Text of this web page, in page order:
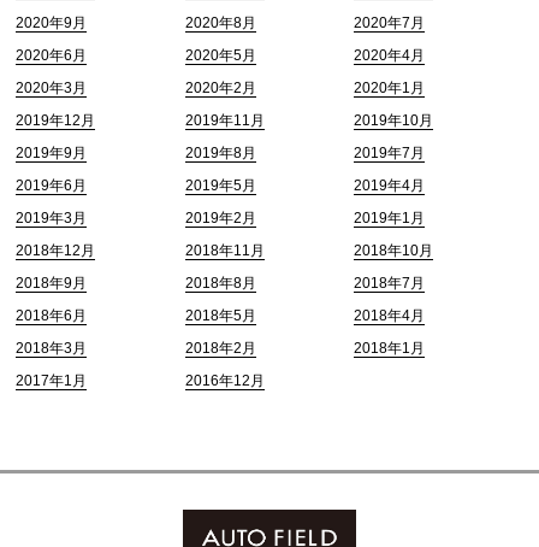
2020年9月
2020年8月
2020年7月
2020年6月
2020年5月
2020年4月
2020年3月
2020年2月
2020年1月
2019年12月
2019年11月
2019年10月
2019年9月
2019年8月
2019年7月
2019年6月
2019年5月
2019年4月
2019年3月
2019年2月
2019年1月
2018年12月
2018年11月
2018年10月
2018年9月
2018年8月
2018年7月
2018年6月
2018年5月
2018年4月
2018年3月
2018年2月
2018年1月
2017年1月
2016年12月